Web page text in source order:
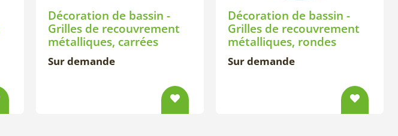
Décoration de bassin -
Grilles de recouvrement
métalliques, carrées
Sur demande
Décoration de bassin -
Grilles de recouvrement
métalliques, rondes
Sur demande